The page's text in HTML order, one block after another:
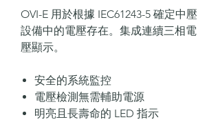
OVI-E 用於根據 IEC61243-5 確定中壓
設備中的電壓存在。集成連續三相電
壓顯示。
安全的系統監控
電壓檢測無需輔助電源
明亮且長壽命的 LED 指示